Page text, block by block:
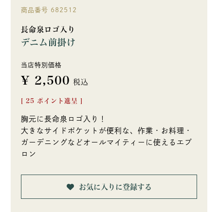
商品番号 682512
長命泉ロゴ入り
デニム前掛け
当店特別価格
¥ 2,500 税込
25 ポイント進呈 ]
胸元に長命泉ロゴ入り！
大きなサイドポケットが便利な、作業・お料理・
ガーデニングなどオールマイティーに使えるエプ
ロン
お気に入りに登録する